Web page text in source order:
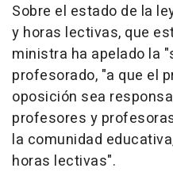
Sobre el estado de la
y horas lectivas, que
ministra ha apelado la
profesorado, "a que el
oposición sea
profesores y
la comunidad
horas lectivas".